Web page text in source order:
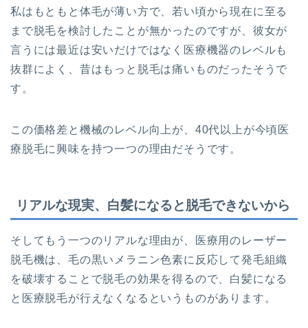
私はもともと体毛が薄い方で、若い頃から現在に至る
まで脱毛を検討したことが無かったのですが、彼女が
言うには最近は安いだけではなく医療機器のレベルも
抜群によく、昔はもっと脱毛は痛いものだったそうで
す。
この価格差と機械のレベル向上が、40代以上が今頃医
療脱毛に興味を持つ一つの理由だそうです。
リアルな現実、白髪になると脱毛できないから
そしてもう一つのリアルな理由が、医療用のレーザー
脱毛機は、毛の黒いメラニン色素に反応して発毛組織
を破壊することで脱毛の効果を得るので、白髪になる
と医療脱毛が行えなくなるというものがあります。